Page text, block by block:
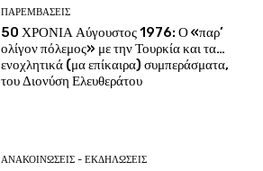
ΠΑΡΕΜΒΑΣΕΙΣ
50 ΧΡΟΝΙΑ Αύγουστος 1976: Ο «παρ’
ολίγον πόλεμος» με την Τουρκία και τα…
ενοχλητικά (μα επίκαιρα) συμπεράσματα,
του Διονύση Ελευθεράτου
ΑΝΑΚΟΙΝΩΣΕΙΣ - ΕΚΔΗΛΩΣΕΙΣ